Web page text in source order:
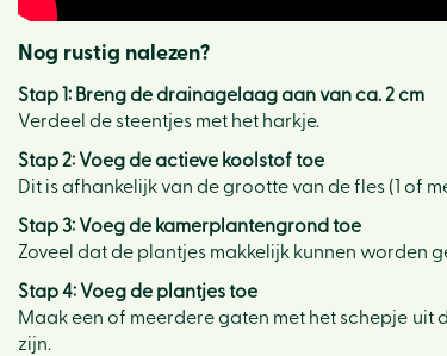
Nog rustig nalezen?
Stap 1: Breng de drainagelaag aan van ca. 2 cm
Verdeel de steentjes met het harkje.
Stap 2: Voeg de actieve koolstof toe
Dit is afhankelijk van de grootte van de fles (1 of
Stap 3: Voeg de kamerplantengrond toe
Zoveel dat de plantjes makkelijk kunnen worden
Stap 4: Voeg de plantjes toe
Maak een of meerdere gaten met het schepje
zijn.